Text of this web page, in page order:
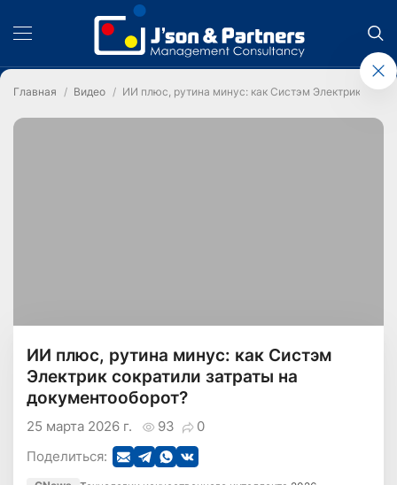
Главная Видео ИИ плюс, рутина минус: как Систэм Электрик
ИИ плюс, рутина минус: как Систэм
Электрик сократили затраты на
документооборот?
93 0
25 марта 2026 г.
Поделиться: